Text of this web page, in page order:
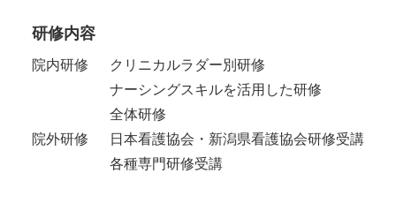
研修内容
院内研修
クリニカルラダー別研修
ナーシングスキルを活用した研修
全体研修
院外研修
日本看護協会・新潟県看護協会研修受講
各種専門研修受講